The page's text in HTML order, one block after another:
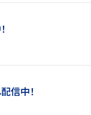
信中！